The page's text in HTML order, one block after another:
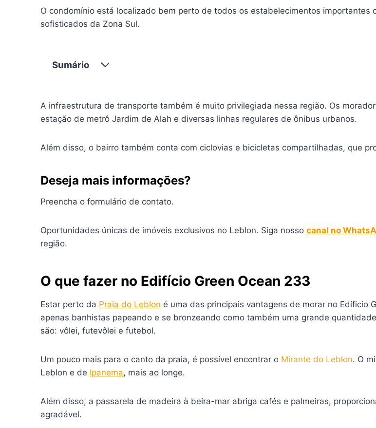
O condomínio está localizado bem perto de todos os estabelecimentos importantes
sofisticados da Zona Sul.
Sumário
A infraestrutura de transporte também é muito privilegiada nessa região. Os
estação de metrô Jardim de Alah e diversas linhas regulares de ônibus urbanos.
Além disso, o bairro também conta com ciclovias e bicicletas compartilhadas, que
Deseja mais informações?
Preencha o formulário de contato.
Oportunidades únicas de imóveis exclusivos no Leblon. Siga nosso canal no
região.
O que fazer no Edifício Green Ocean 233
Estar perto da Praia do Leblon é uma das principais vantagens de morar no Edíficio
apenas banhistas papeando e se bronzeando como também uma grande
são: vôlei, futevôlei e futebol.
Um pouco mais para o canto da praia, é possível encontrar o Mirante do Leblon. O
Leblon e de Ipanema, mais ao longe.
Além disso, a passarela de madeira à beira-mar abriga cafés e palmeiras,
agradável.